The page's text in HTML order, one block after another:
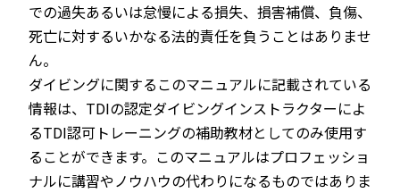
での過失あるいは怠慢による損失、損害補償、負傷、
死亡に対するいかなる法的責任を負うことはありませ
ん。
ダイビングに関するこのマニュアルに記載されている
情報は、TDIの認定ダイビングインストラクターによ
るTDI認可トレーニングの補助教材としてのみ使用す
ることができます。このマニュアルはプロフェッショ
ナルに講習やノウハウの代わりになるものではありま